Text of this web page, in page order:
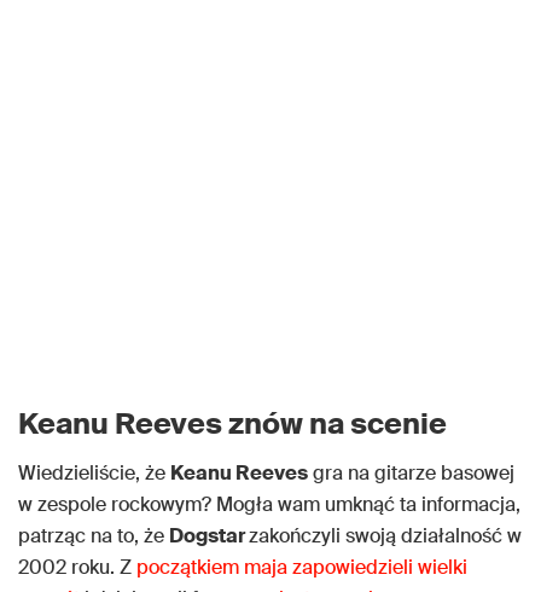
Keanu Reeves znów na scenie
Wiedzieliście, że Keanu Reevesgra na gitarze basowej
w zespole rockowym? Mogła wam umknąć ta informacja,
patrząc na to, że Dogstarzakończyli swoją działalność w
2002 roku. Z początkiem maja zapowiedzieli wielki